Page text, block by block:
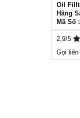
Oil
Hãng
Mã Số :
Lọc
Hãng
Phụ
2,9/5
Gọi liên